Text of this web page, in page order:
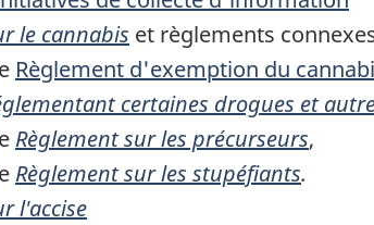
le cannabis et règlements
Règlement d'exemption du
certaines drogues et
Règlement sur les précurseurs,
Règlement sur les stupéfiants.
l'accise